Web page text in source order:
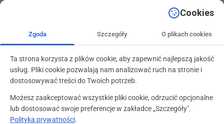
kontakt@programylojalnosciowe.plCookies
Zgoda Szczegóły O plikach cookies
Ta strona korzysta z plików cookie, aby zapewnić najlepszą jakość
usług. Pliki cookie pozwalają nam analizować ruch na stronie i
dostosowywać treści do Twoich potrzeb.
Możesz zaakceptować wszystkie pliki cookie, odrzucić opcjonalne
lub dostosować swoje preferencje w zakładce „Szczegóły".
Polityka prywatności.